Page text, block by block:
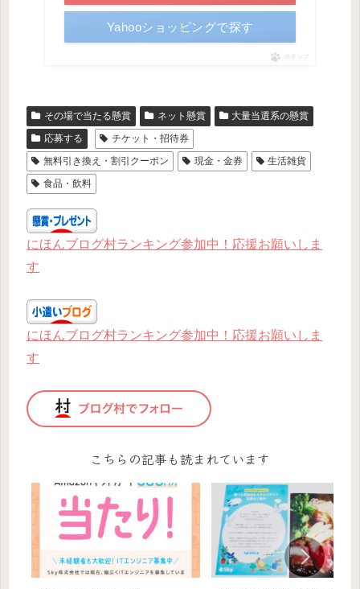
Yahooショッピングで探す
ポチップ
その場で当たる懸賞 ネット懸賞
大量当選系の懸賞
応募する
チケット・招待券
無料引き換え・割引クーポン
現金・金券
生活雑貨
食品・飲料
にほんブログ村ランキング参加中！応援お願いしま
す
にほんブログ村ランキング参加中！応援お願いしま
す
こちらの記事も読まれています